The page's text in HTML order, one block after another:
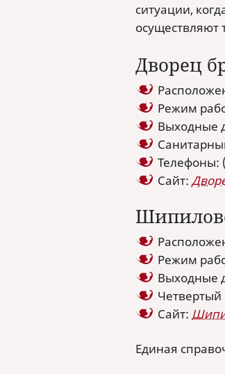
ситуации,
осуществляют
Дворец
Режим
Выходные
Телефоны:
Сайт:
Режим
Выходные
Четвертый
Сайт:
Единая